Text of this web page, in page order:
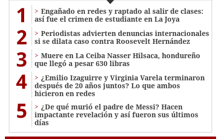
1
Engañado en redes y raptado al salir de clases:
así fue el crimen de estudiante en La Joya
2
Periodistas advierten denuncias internacionales
si se dilata caso contra Roosevelt Hernández
3
Muere en La Ceiba Nasser Hilsaca, hondureño
que llegó a pesar 630 libras
4
¿Emilio Izaguirre y Virginia Varela terminaron
después de 20 años juntos? Lo que ambos
hicieron en redes
5
¿De qué murió el padre de Messi? Hacen
impactante revelación y así fueron sus últimos
días